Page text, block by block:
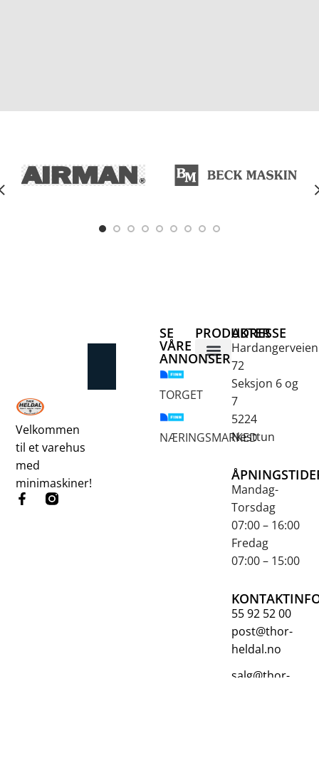
Velkommen
til et varehus
med
minimaskiner!
ADRESSE
Hardangerveien
72
Seksjon 6 og
7
5224
Nesttun
Mandag-
Torsdag
07:00 – 16:00
Fredag
07:00 – 15:00
55 92 52 00
post@thor-
heldal.no
salg@thor-
PRODUKTER
SE
VÅRE
ANNONSER
TORGET
NÆRINGSMARKED